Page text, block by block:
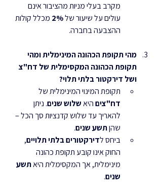
מקרב בעלי מניות מהציבור אינם
עולים על שיעור של 2% מכלל קולות
ההצבעה בחברה.
מהי תקופת הכהונה המינימלית ומהי
תקופת הכהונה המקסימלית של דח"צ
ושל דירקטור בלתי תלוי?
תקופת המינוי המינימלית של
דח"צים היא שלוש שנים. ניתן
להאריך עד שלוש קדנציות סך הכל –
שהן תשע שנים.
ביחס לדירקטורים בלתי תלויים,
החוק אינו קובע תקופת כהונה
מינימלית, אך המקסימלית היא תשע
שנים.